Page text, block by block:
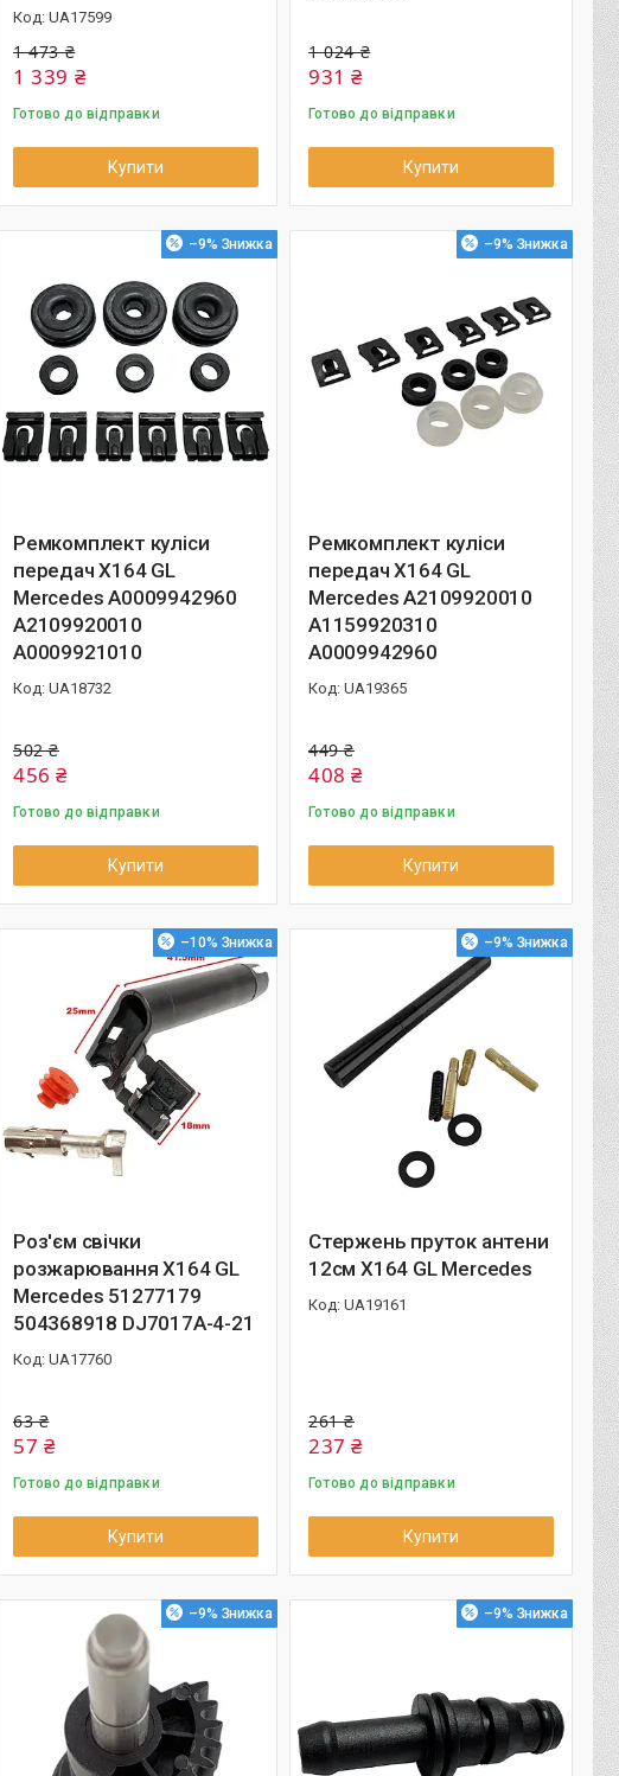
UA17599
1 473 ₴
1 339 ₴
Готово до відправки
Купити
1 024 ₴
931 ₴
Готово до відправки
Купити
–9%
Ремкомплект куліси
передач X164 GL
Mercedes A0009942960
A2109920010
A0009921010
UA18732
502 ₴
456 ₴
Готово до відправки
Купити
–9%
Ремкомплект куліси
передач X164 GL
Mercedes A2109920010
A1159920310
A0009942960
UA19365
449 ₴
408 ₴
Готово до відправки
Купити
–10%
Роз'єм свічки
розжарювання X164 GL
Mercedes 51277179
504368918 DJ7017A-4-21
UA17760
63 ₴
57 ₴
Готово до відправки
Купити
–9%
Стержень пруток антени
12см X164 GL Mercedes
UA19161
261 ₴
237 ₴
Готово до відправки
Купити
–9% –9%